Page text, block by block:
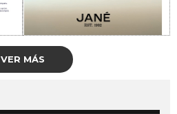
VER MÁS